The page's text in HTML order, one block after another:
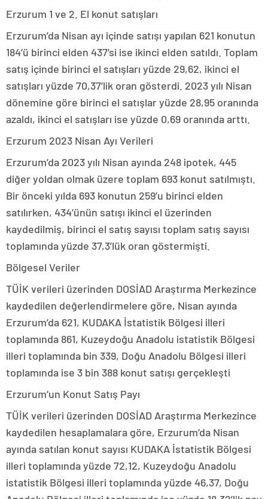
Erzurum 1 ve 2. El konut satışları
Erzurum’da Nisan ayı içinde satışı yapılan 621 konutun
184’ü birinci elden 437’si ise ikinci elden satıldı. Toplam
satış içinde birinci el satışları yüzde 29,62, ikinci el
satışları yüzde 70,37’lik oran gösterdi. 2023 yılı Nisan
dönemine göre birinci el satışlar yüzde 28,95 oranında
azaldı, ikinci el satışları ise yüzde 0,69 oranında arttı.
Erzurum 2023 Nisan Ayı Verileri
Erzurum’da 2023 yılı Nisan ayında 248 ipotek, 445
diğer yoldan olmak üzere toplam 693 konut satılmıştı.
Bir önceki yılda 693 konutun 259’u birinci elden
satılırken, 434’ünün satışı ikinci el üzerinden
kaydedilmiş, birinci el satış sayısı toplam satış sayısı
toplamında yüzde 37,3’lük oran göstermişti.
Bölgesel Veriler
TÜİK verileri üzerinden DOSİAD Araştırma Merkezince
kaydedilen değerlendirmelere göre, Nisan ayında
Erzurum’da 621, KUDAKA İstatistik Bölgesi illeri
toplamında 861, Kuzeydoğu Anadolu istatistik Bölgesi
illeri toplamında bin 339, Doğu Anadolu Bölgesi illeri
toplamında ise 3 bin 388 konut satışı gerçekleşti
Erzurum’un Konut Satış Payı
TÜİK verileri üzerinden DOSİAD Araştırma Merkezince
kaydedilen hesaplamalara göre, Erzurum’da Nisan
ayında satılan konut sayısı KUDAKA İstatistik Bölgesi
illeri toplamında yüzde 72,12, Kuzeydoğu Anadolu
istatistik Bölgesi illeri toplamında yüzde 46,37, Doğu